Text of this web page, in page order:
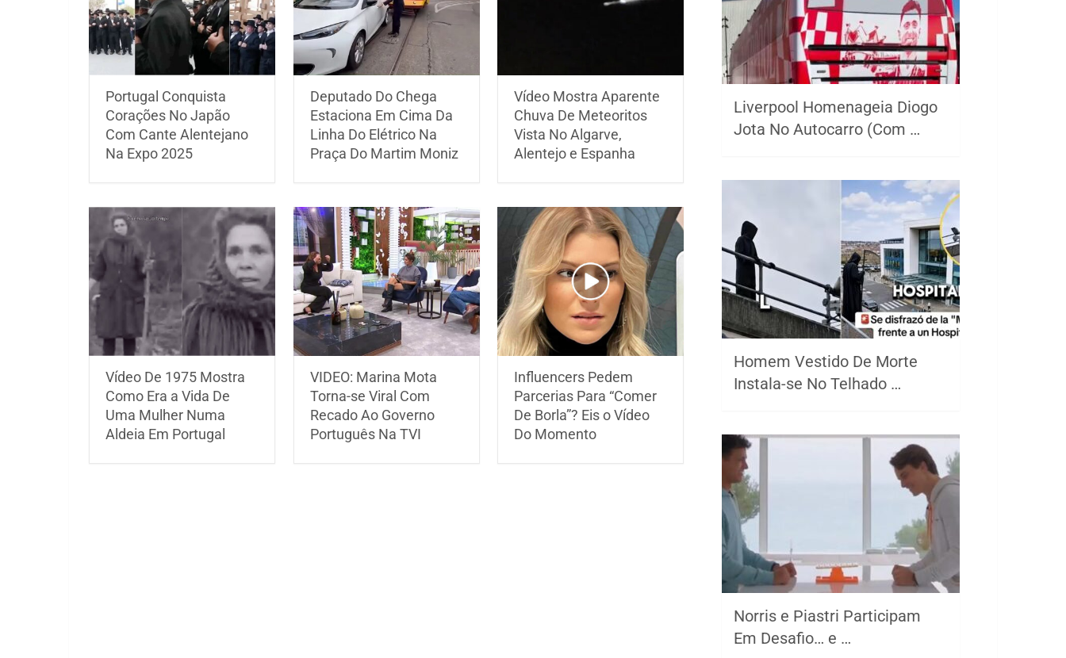
Portugal Conquista
Corações No Japão
Com Cante Alentejano
Na Expo 2025
Deputado Do Chega
Estaciona Em Cima Da
Linha Do Elétrico Na
Praça Do Martim Moniz
Vídeo Mostra Aparente
Chuva De Meteoritos
Vista No Algarve,
Alentejo e Espanha
Vídeo De 1975 Mostra
Como Era a Vida De
Uma Mulher Numa
Aldeia Em Portugal
VIDEO: Marina Mota
Torna-se Viral Com
Recado Ao Governo
Português Na TVI
Influencers Pedem
Parcerias Para “Comer
De Borla”? Eis o Vídeo
Do Momento
Liverpool Homenageia Diogo
Jota No Autocarro (Com …
Homem Vestido De Morte
Instala-se No Telhado …
Norris e Piastri Participam
Em Desafio… e …